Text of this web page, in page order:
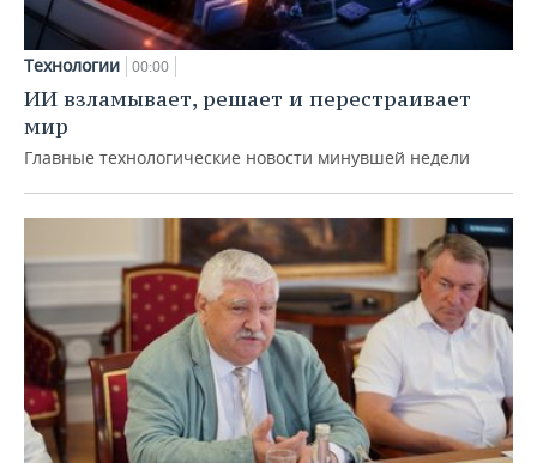
Технологии 00:00
ИИ взламывает, решает и перестраивает
мир
Главные технологические новости минувшей недели